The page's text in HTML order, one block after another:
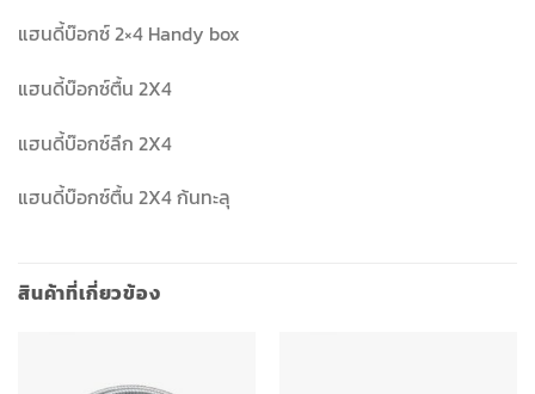
แฮนดี้บ๊อกซ์ 2×4 Handy box
แฮนดี้บ๊อกซ์ตื้น 2X4
แฮนดี้บ๊อกซ์ลึก 2X4
แฮนดี้บ๊อกซ์ตื้น 2X4 ก้นทะลุ
สินค้าที่เกี่ยวข้อง